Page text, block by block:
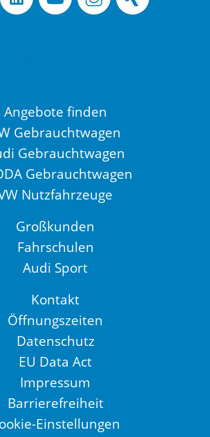
Angebote finden
Gebrauchtwagen
Gebrauchtwagen
Gebrauchtwagen
Nutzfahrzeuge
Großkunden
Fahrschulen
Audi Sport
Kontakt
Öffnungszeiten
Datenschutz
EU Data Act
Impressum
Barrierefreiheit
Einstellungen